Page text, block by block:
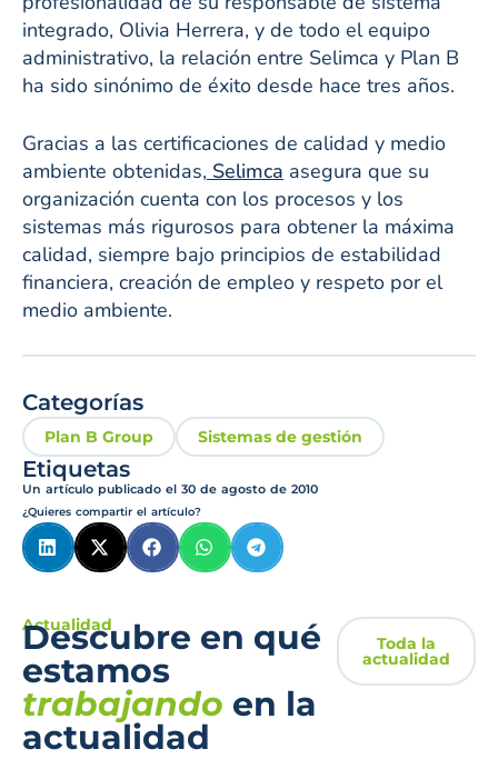
integrado, Olivia Herrera, y de todo el equipo
administrativo, la relación entre Selimca y Plan B
ha sido sinónimo de éxito desde hace tres años.
Gracias a las certificaciones de calidad y medio
ambiente obtenidas, Selimca asegura que su
organización cuenta con los procesos y los
sistemas más rigurosos para obtener la máxima
calidad, siempre bajo principios de estabilidad
financiera, creación de empleo y respeto por el
medio ambiente.
Categorías
Plan B Group Sistemas de gestión
Etiquetas
Un artículo publicado el 30 de agosto de 2010
¿Quieres compartir el artículo?
Actualidad
Descubre en qué
estamos
trabajando en la
actualidad
Toda la
actualidad